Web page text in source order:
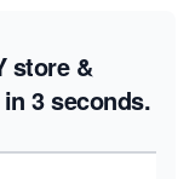
store &
3 seconds.